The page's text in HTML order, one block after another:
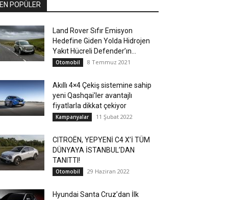
EN POPÜLER
Land Rover Sıfır Emisyon
Hedefine Giden Yolda Hidrojen
Yakıt Hücreli Defender’ın...
Otomobil 8 Temmuz 2021
Akıllı 4×4 Çekiş sistemine sahip
yeni Qashqai’ler avantajlı
fiyatlarla dikkat çekiyor
Kampanyalar 11 Şubat 2022
CITROËN, YEPYENİ C4 X’İ TÜM
DÜNYAYA İSTANBUL’DAN
TANITTI!
Otomobil 29 Haziran 2022
Hyundai Santa Cruz’dan İlk